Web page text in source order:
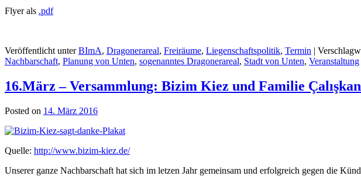
Flyer als .pdf
Veröffentlicht unter BImA, Dragonerareal, Freiräume, Liegenschaftspolitik, Termin
Nachbarschaft, Planung von Unten, sogenanntes Dragonerareal, Stadt von Unten, Veranstaltung
16.März – Versammlung: Bizim Kiez und Familie Çalışkan
Posted on 14. März 2016
Quelle: http://www.bizim-kiez.de/
Unserer ganze Nachbarschaft hat sich im letzen Jahr gemeinsam und erfolgreich gegen die